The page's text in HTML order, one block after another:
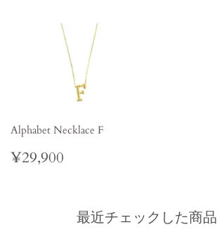
Alphabet Necklace F
Regular
price
¥29,900
最近チェックした商品